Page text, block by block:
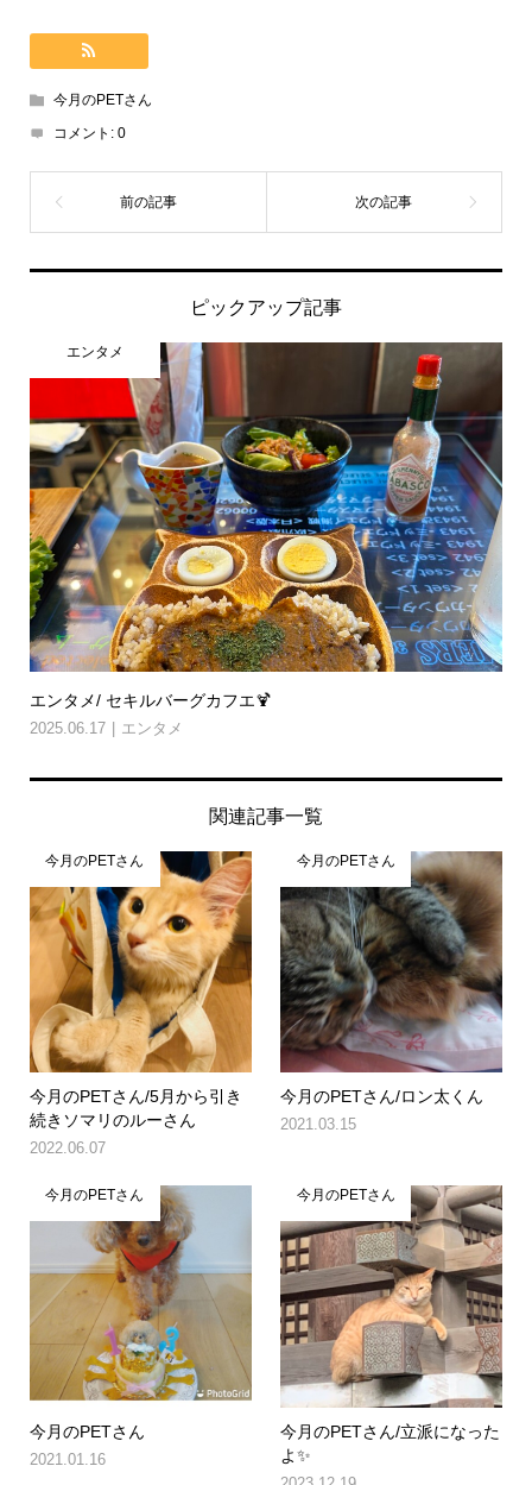
今月のPETさん
コメント: 0
ピックアップ記事
エンタメ
エンタメ/ セキルバーグカフエ🍹
2025.06.17 エンタメ
関連記事一覧
今月のPETさん
今月のPETさん/5月から引き
続きソマリのルーさん
2022.06.07
今月のPETさん
今月のPETさん/ロン太くん
2021.03.15
今月のPETさん
今月のPETさん
2021.01.16
今月のPETさん
今月のPETさん/立派になった
よ✨